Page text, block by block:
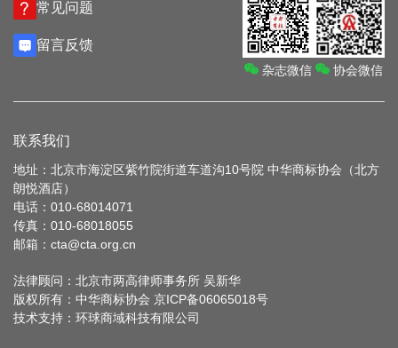
联系我们
地址：北京市海淀区紫竹院街道车道沟10号院 中华商标协会（北方
朗悦酒店）
电话：010-68014071
传真：010-68018055
邮箱：cta@cta.org.cn
法律顾问：北京市两高律师事务所 吴新华
版权所有：中华商标协会 京ICP备06065018号
技术支持： 环球商域科技有限公司
协会微信
杂志微信
常见问题
留言反馈